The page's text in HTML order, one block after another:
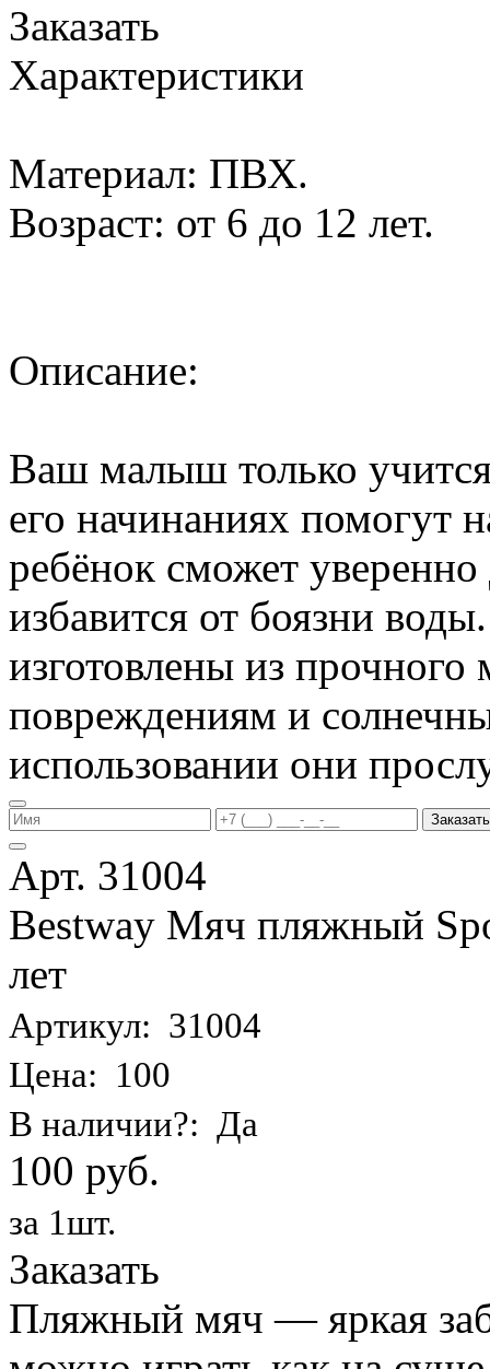
Заказать
Характеристики
Материал: ПВХ.
Возраст: от 6 до 12 лет.
Описание:
Ваш малыш только
его начинаниях помогут
ребёнок сможет
избавится от боязни
изготовлены из
повреждениям и
использовании они
Заказать
Арт. 31004
Bestway Мяч пляжный
лет
Артикул: 31004
Цена: 100
В наличии?: Да
100 руб.
за 1шт.
Заказать
Пляжный мяч — яркая